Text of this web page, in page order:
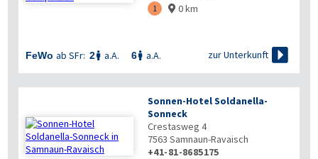
1  0 km
FeWo ab SFr: 2 a.A. 6 a.A. zur Unterkunft 
Sonnen-Hotel Soldanella-
Sonneck
Crestasweg 4
7563 Samnaun-Ravaisch
+41-81-8685175